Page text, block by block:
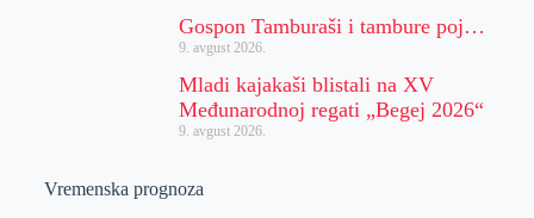
Gospon Tamburaši i tambure poj…
9. avgust 2026.
Mladi kajakaši blistali na XV
Međunarodnoj regati „Begej 2026“
9. avgust 2026.
Vremenska prognoza